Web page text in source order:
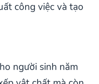
công việc và tạo
người sinh năm